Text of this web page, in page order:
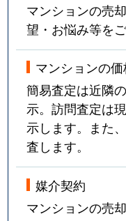
マンションの売
望・お悩み等を
マンションの
簡易査定は近隣
示。訪問査定は
示します。また
査します。
媒介契約
マンションの売